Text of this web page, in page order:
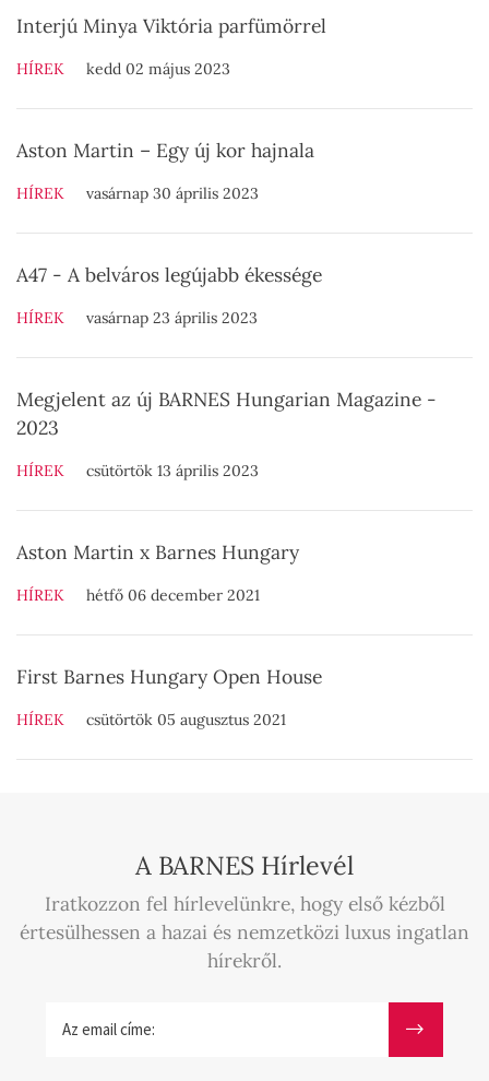
Interjú Minya Viktória parfümörrel
HÍREK kedd 02 május 2023
Aston Martin – Egy új kor hajnala
HÍREK vasárnap 30 április 2023
A47 - A belváros legújabb ékessége
HÍREK vasárnap 23 április 2023
Megjelent az új BARNES Hungarian Magazine -
2023
HÍREK csütörtök 13 április 2023
Aston Martin x Barnes Hungary
HÍREK hétfő 06 december 2021
First Barnes Hungary Open House
HÍREK csütörtök 05 augusztus 2021
A BARNES Hírlevél
Iratkozzon fel hírlevelünkre, hogy első kézből
értesülhessen a hazai és nemzetközi luxus ingatlan
hírekről.